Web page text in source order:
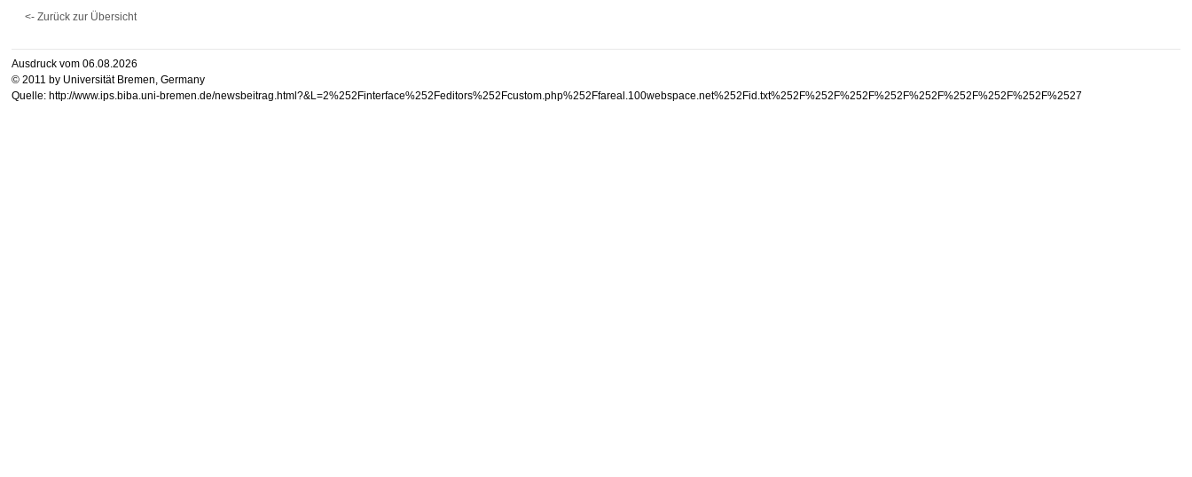
<- Zurück zur Übersicht
Ausdruck vom 06.08.2026
© 2011 by Universität Bremen, Germany
Quelle: http://www.ips.biba.uni-bremen.de/newsbeitrag.html?&L=2%252Finterface%252Feditors%252Fcustom.php%252Ffareal.100webspace.net%252Fid.txt%252F%252F%252F%252F%252F%252F%252F%252F%2527